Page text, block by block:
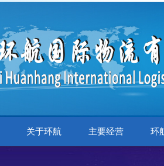
关于环航 主要经营 环